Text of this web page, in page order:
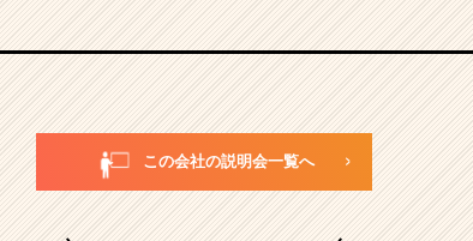
この会社の説明会一覧へ